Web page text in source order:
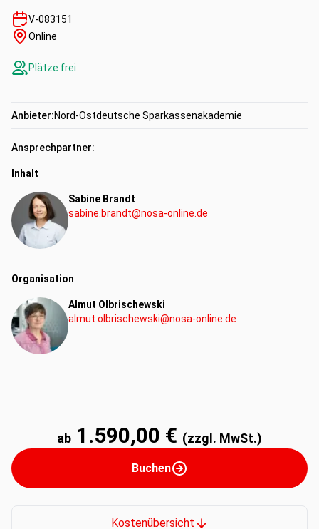
Gründe
Impulse an die Finanz Informatik
Erstellen von sparkassenindividuellen Prozessen
Auswirkungen der Prozessverantwortung auf den
Arbeitsalltag handelnder Personen
Vorfahrtregeln)
Übungen zur Wissensvertiefung
Kompetenzen:
V-083151
Online
Plätze frei
Anbieter:Nord-Ostdeutsche Sparkassenakademie
Ansprechpartner:
Inhalt
Sabine Brandt
sabine.brandt@nosa-online.de
Organisation
Almut Olbrischewski
almut.olbrischewski@nosa-online.de
ab 1.590,00 € (zzgl. MwSt.)
Buchen
Kostenübersicht